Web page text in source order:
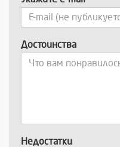
Достоинства
Недостатки